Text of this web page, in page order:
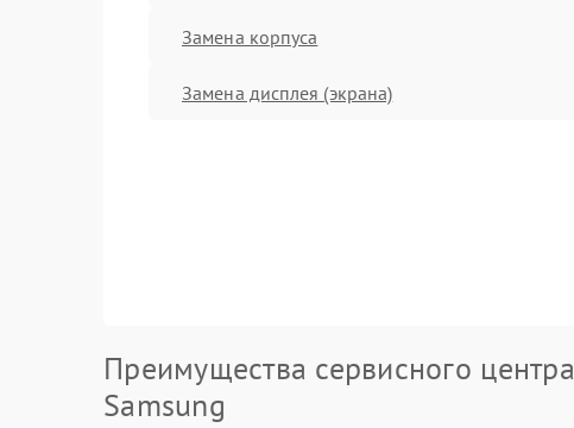
Замена корпуса
Замена дисплея (экрана)
Преимущества сервисного центра
Samsung